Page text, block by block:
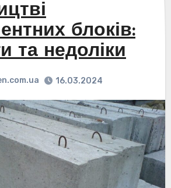
блоків:
та недоліки
16.03.2024